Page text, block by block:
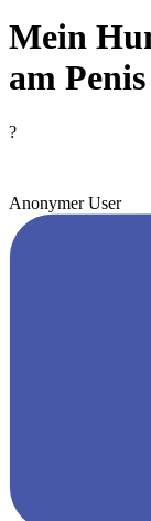
Mein
am Penis
?
Anonymer User